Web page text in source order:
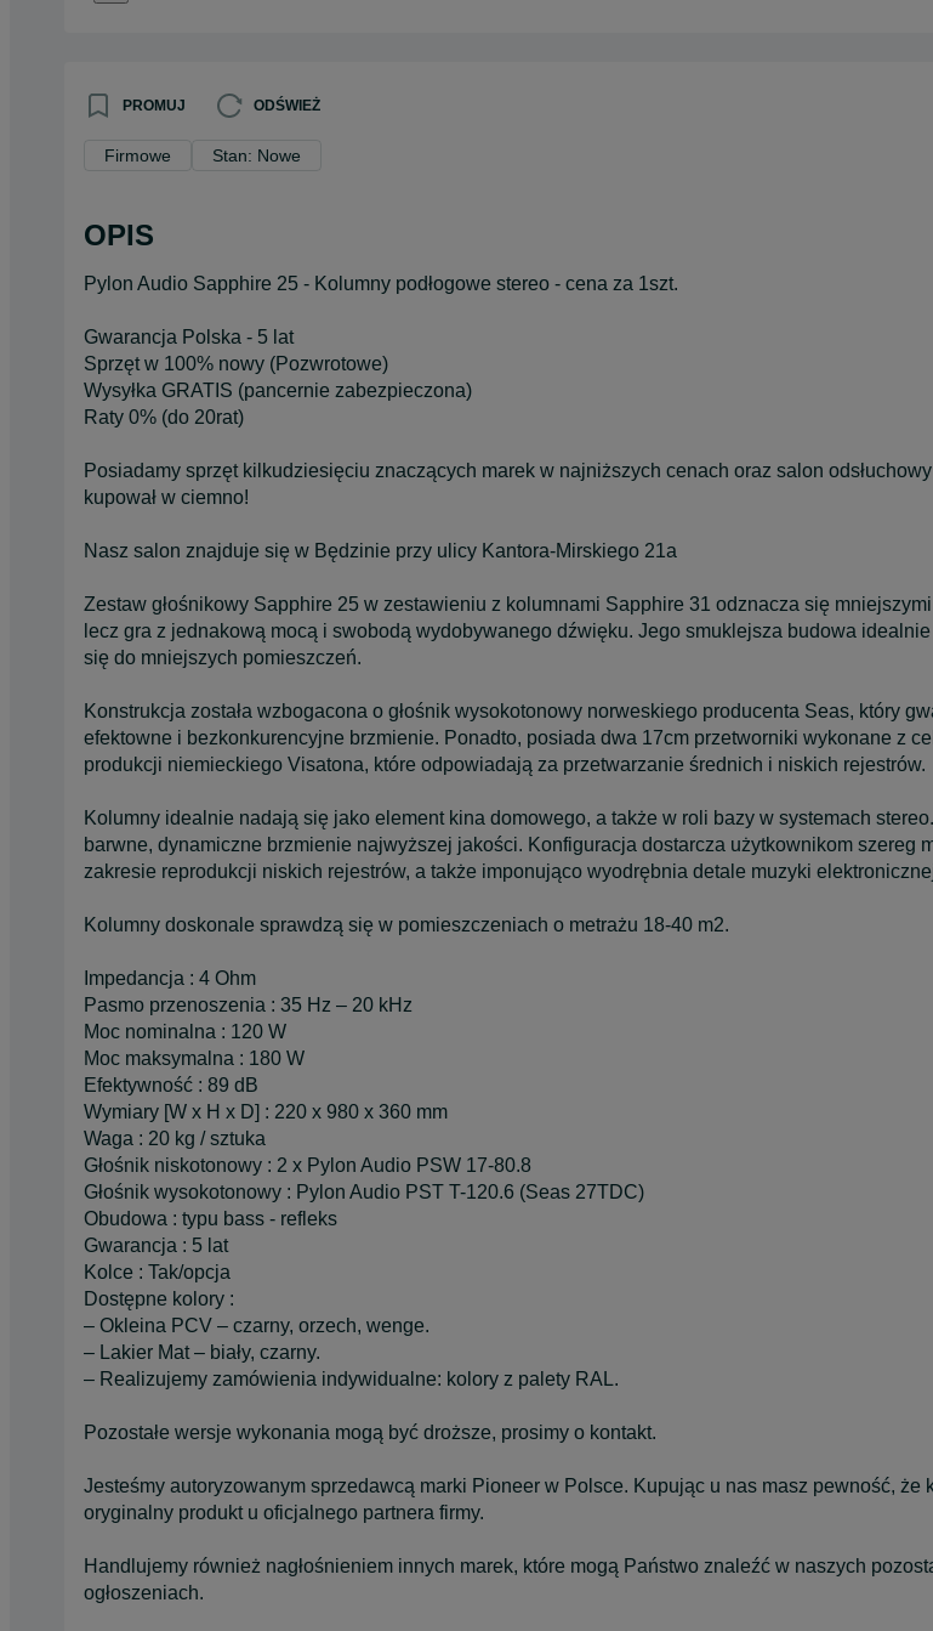
PROMUJ ODŚWIEŻ
Firmowe Stan: Nowe
OPIS
Pylon Audio Sapphire 25 - Kolumny podłogowe stereo - cena za 1szt.
Gwarancja Polska - 5 lat
Sprzęt w 100% nowy (Pozwrotowe)
Wysyłka GRATIS (pancernie zabezpieczona)
Raty 0% (do 20rat)
Posiadamy sprzęt kilkudziesięciu znaczących marek w najniższych cenach oraz salon
kupował w ciemno!
Nasz salon znajduje się w Będzinie przy ulicy Kantora-Mirskiego 21a
Zestaw głośnikowy Sapphire 25 w zestawieniu z kolumnami Sapphire 31 odznacza się
lecz gra z jednakową mocą i swobodą wydobywanego dźwięku. Jego smuklejsza budowa
się do mniejszych pomieszczeń.
Konstrukcja została wzbogacona o głośnik wysokotonowy norweskiego producenta Seas, który
efektowne i bezkonkurencyjne brzmienie. Ponadto, posiada dwa 17cm przetworniki wykonane z
produkcji niemieckiego Visatona, które odpowiadają za przetwarzanie średnich i niskich rejestrów.
Kolumny idealnie nadają się jako element kina domowego, a także w roli bazy w systemach
barwne, dynamiczne brzmienie najwyższej jakości. Konfiguracja dostarcza użytkownikom szereg
zakresie reprodukcji niskich rejestrów, a także imponująco wyodrębnia detale muzyki
Kolumny doskonale sprawdzą się w pomieszczeniach o metrażu 18-40 m2.
Impedancja : 4 Ohm
Pasmo przenoszenia : 35 Hz – 20 kHz
Moc nominalna : 120 W
Moc maksymalna : 180 W
Efektywność : 89 dB
Wymiary [W x H x D] : 220 x 980 x 360 mm
Waga : 20 kg / sztuka
Głośnik niskotonowy : 2 x Pylon Audio PSW 17-80.8
Głośnik wysokotonowy : Pylon Audio PST T-120.6 (Seas 27TDC)
Obudowa : typu bass - refleks
Gwarancja : 5 lat
Kolce : Tak/opcja
Dostępne kolory :
– Okleina PCV – czarny, orzech, wenge.
– Lakier Mat – biały, czarny.
– Realizujemy zamówienia indywidualne: kolory z palety RAL.
Pozostałe wersje wykonania mogą być droższe, prosimy o kontakt.
Jesteśmy autoryzowanym sprzedawcą marki Pioneer w Polsce. Kupując u nas masz pewność, że
oryginalny produkt u oficjalnego partnera firmy.
Handlujemy również nagłośnieniem innych marek, które mogą Państwo znaleźć w naszych
ogłoszeniach.